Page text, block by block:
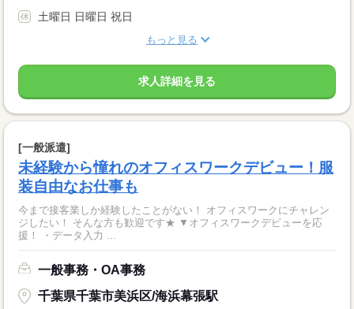
土曜日 日曜日 祝日
もっと見る
求人詳細を見る
[一般派遣]
未経験から憧れのオフィスワークデビュー！服
装自由なお仕事も
今まで接客業しか経験したことがない！ オフィスワークにチャレン
ジしたい！ そんな方も歓迎です★ ▼オフィスワークデビューを応
援！ ・データ入力 ...
一般事務・OA事務
千葉県千葉市美浜区/海浜幕張駅